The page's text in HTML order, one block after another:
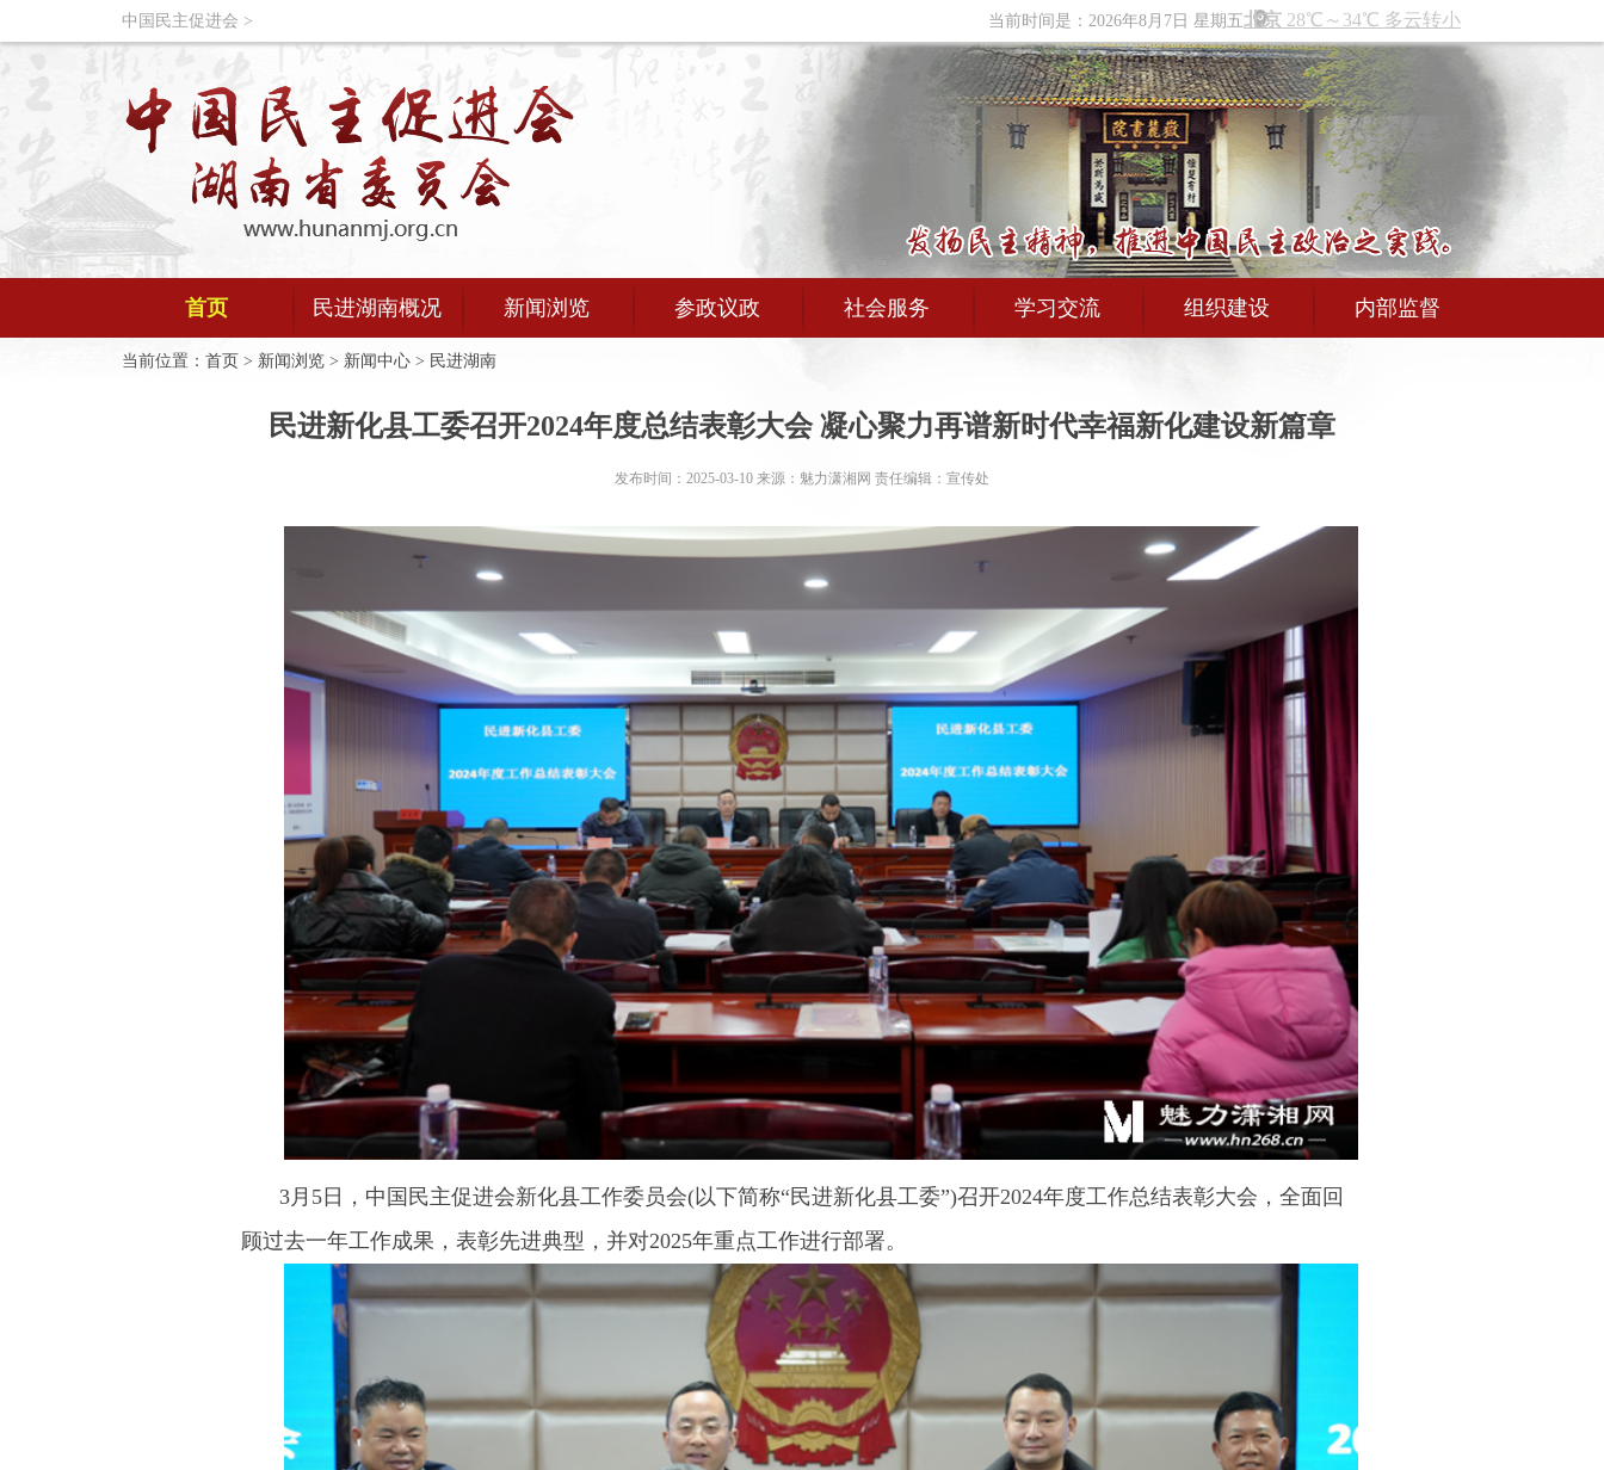
中国民主促进会 > 当前时间是：2026年8月7日 星期五
首页 民进湖南概况 新闻浏览 参政议政 社会服务 学习交流 组织建设 内部监督
当前位置： 首页 > 新闻浏览 > 新闻中心 > 民进湖南
民进新化县工委召开2024年度总结表彰大会 凝心聚力再谱新时代幸福新化建设新篇章
发布时间：2025-03-10 来源：魅力潇湘网 责任编辑：宣传处
3月5日，中国民主促进会新化县工作委员会(以下简称“民进新化县工委”)召开2024年度工作总结表彰大会，全面回
顾过去一年工作成果，表彰先进典型，并对2025年重点工作进行部署。